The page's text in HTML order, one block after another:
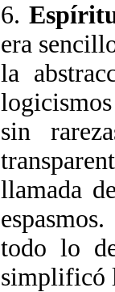
6.
era
la
sin
llamada
todo lo
simplificó